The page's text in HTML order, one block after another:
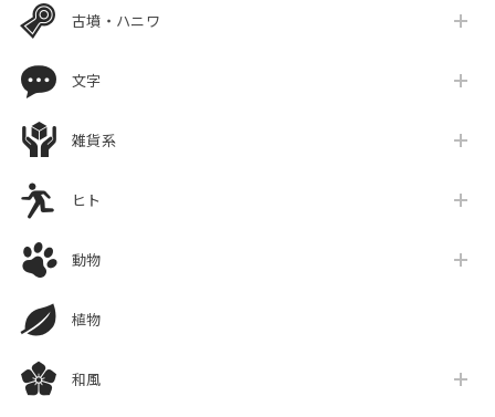
古墳・ハニワ
文字
雑貨系
ヒト
動物
植物
和風